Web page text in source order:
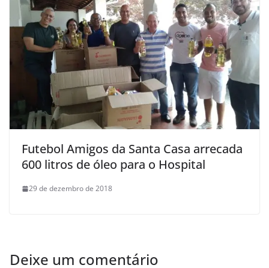
Futebol Amigos da Santa Casa arrecada
600 litros de óleo para o Hospital
29 de dezembro de 2018
Deixe um comentário